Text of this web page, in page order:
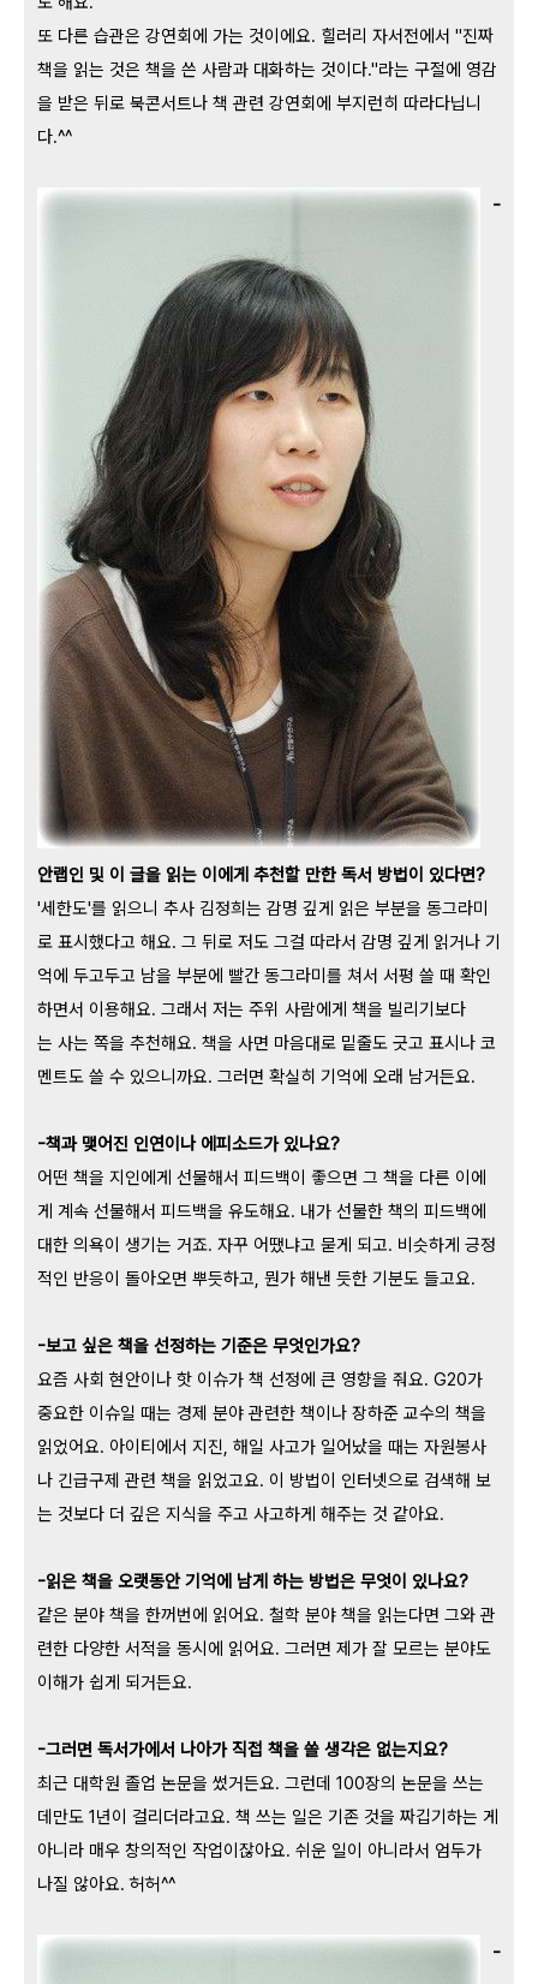
또 다른 습관은 강연회에 가는 것이에요. 힐러리 자서전에서 "진짜
책을 읽는 것은 책을 쓴 사람과 대화하는 것이다."라는 구절에 영감
을 받은 뒤로 북콘서트나 책 관련 강연회에 부지런히 따라다닙니
다.^^
-
안랩인 및 이 글을 읽는 이에게 추천할 만한 독서 방법이 있다면?
'세한도'를 읽으니 추사 김정희는 감명 깊게 읽은 부분을 동그라미
로 표시했다고 해요. 그 뒤로 저도 그걸 따라서 감명 깊게 읽거나 기
억에 두고두고 남을 부분에 빨간 동그라미를 쳐서 서평 쓸 때 확인
하면서 이용해요. 그래서 저는 주위 사람에게 책을 빌리기보다
는 사는 쪽을 추천해요. 책을 사면 마음대로 밑줄도 긋고 표시나 코
멘트도 쓸 수 있으니까요. 그러면 확실히 기억에 오래 남거든요.
-책과 맺어진 인연이나 에피소드가 있나요?
어떤 책을 지인에게 선물해서 피드백이 좋으면 그 책을 다른 이에
게 계속 선물해서 피드백을 유도해요. 내가 선물한 책의 피드백에
대한 의욕이 생기는 거죠. 자꾸 어땠냐고 묻게 되고. 비슷하게 긍정
적인 반응이 돌아오면 뿌듯하고, 뭔가 해낸 듯한 기분도 들고요.
-보고 싶은 책을 선정하는 기준은 무엇인가요?
요즘 사회 현안이나 핫 이슈가 책 선정에 큰 영향을 줘요. G20가
중요한 이슈일 때는 경제 분야 관련한 책이나 장하준 교수의 책을
읽었어요. 아이티에서 지진, 해일 사고가 일어났을 때는 자원봉사
나 긴급구제 관련 책을 읽었고요. 이 방법이 인터넷으로 검색해 보
는 것보다 더 깊은 지식을 주고 사고하게 해주는 것 같아요.
-읽은 책을 오랫동안 기억에 남게 하는 방법은 무엇이 있나요?
같은 분야 책을 한꺼번에 읽어요. 철학 분야 책을 읽는다면 그와 관
련한 다양한 서적을 동시에 읽어요. 그러면 제가 잘 모르는 분야도
이해가 쉽게 되거든요.
-그러면 독서가에서 나아가 직접 책을 쓸 생각은 없는지요?
최근 대학원 졸업 논문을 썼거든요. 그런데 100장의 논문을 쓰는
데만도 1년이 걸리더라고요. 책 쓰는 일은 기존 것을 짜깁기하는 게
아니라 매우 창의적인 작업이잖아요. 쉬운 일이 아니라서 엄두가
나질 않아요. 허허^^
-